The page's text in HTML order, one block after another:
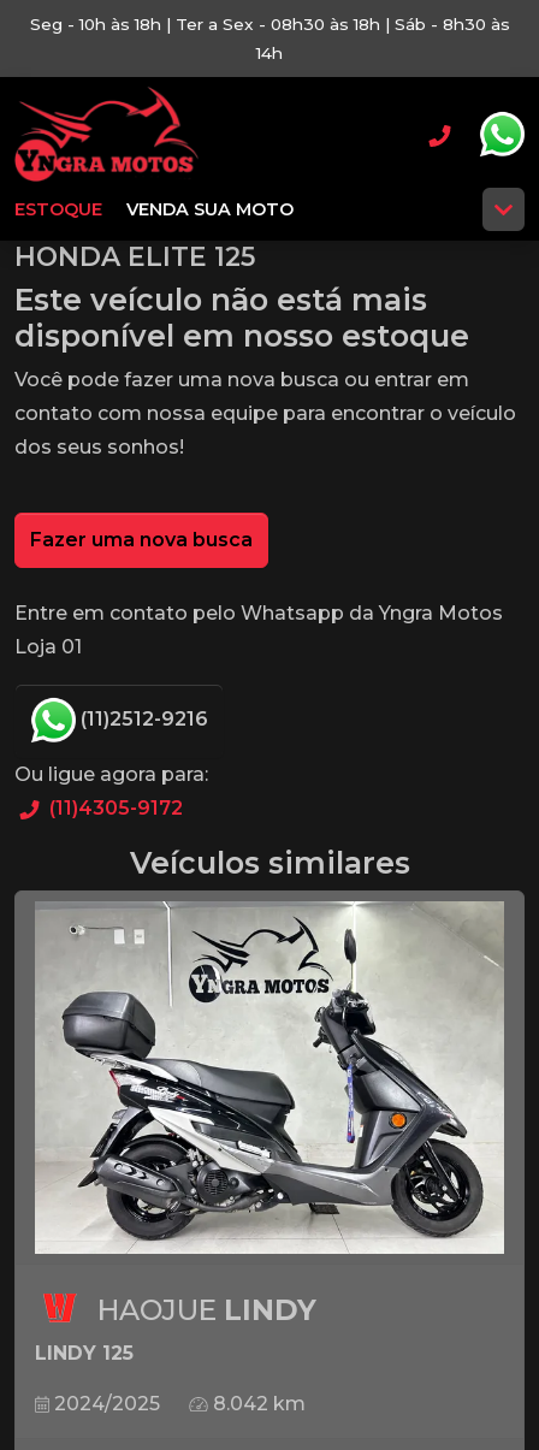
Seg - 10h às 18h | Ter a Sex - 08h30 às 18h | Sáb - 8h30 às
14h
ESTOQUE VENDA SUA MOTO
HONDA ELITE 125
Este veículo não está mais
disponível em nosso estoque
Você pode fazer uma nova busca ou entrar em
contato com nossa equipe para encontrar o veículo
dos seus sonhos!
Fazer uma nova busca
Entre em contato pelo Whatsapp da Yngra Motos
Loja 01
(11)2512-9216
Ou ligue agora para:
(11)4305-9172
Veículos similares
HAOJUE LINDY
LINDY 125
2024/2025 8.042 km